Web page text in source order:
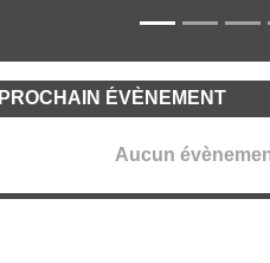
PROCHAIN ÉVÈNEMENT
Aucun